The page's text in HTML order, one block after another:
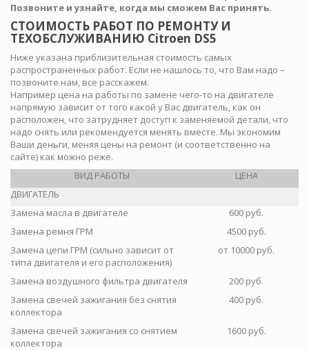
Позвоните и узнайте, когда мы сможем Вас принять.
СТОИМОСТЬ РАБОТ ПО РЕМОНТУ И
ТЕХОБСЛУЖИВАНИЮ Citroen DS5
Ниже указана приблизительная стоимость самых
распространенных работ. Если не нашлось то, что Вам надо –
позвоните нам, все расскажем.
Например цена на работы по замене чего-то на двигателе
напрямую зависит от того какой у Вас двигатель, как он
расположен, что затрудняет доступ к заменяемой детали, что
надо снять или рекомендуется менять вместе. Мы экономим
Ваши деньги, меняя цены на ремонт (и соответственно на
сайте) как можно реже.
ВИД РАБОТЫ
ЦЕНА
ДВИГАТЕЛЬ
Замена масла в двигателе
600 руб.
Замена ремня ГРМ
4500 руб.
Замена цепи ГРМ (сильно зависит от
типа двигателя и его расположения)
от 10000 руб.
Замена воздушного фильтра двигателя
200 руб.
Замена свечей зажигания без снятия
коллектора
400 руб.
Замена свечей зажигания со снятием
коллектора
1600 руб.